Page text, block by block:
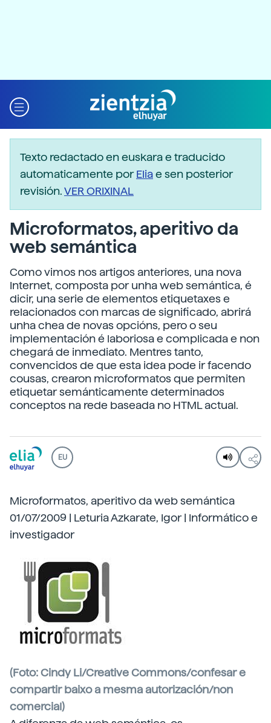
Texto redactado en euskara e traducido
automaticamente porEliae sen posterior
revisión.VER ORIXINAL
Microformatos, aperitivo da
web semántica
Como vimos nos artigos anteriores, una nova
Internet, composta por unha web semántica, é
dicir, una serie de elementos etiquetaxes e
relacionados con marcas de significado, abrirá
unha chea de novas opcións, pero o seu
implementación é laboriosa e complicada e non
chegará de inmediato. Mentres tanto,
convencidos de que esta idea pode ir facendo
cousas, crearon microformatos que permiten
etiquetar semánticamente determinados
conceptos na rede baseada no HTML actual.
EU
Microformatos, aperitivo da web semántica
01/07/2009 | Leturia Azkarate, Igor | Informático e
investigador
(Foto: Cindy Li/Creative Commons/confesar e
compartir baixo a mesma autorización/non
comercial)